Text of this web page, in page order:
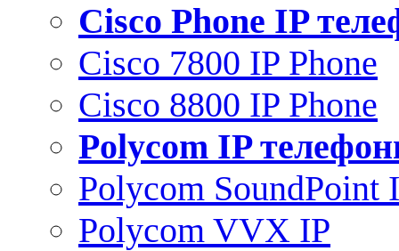
Сisco Phone IP
Cisco 7800 IP Phone
Cisco 8800 IP Phone
Polycom IP
Polycom SoundPoint
Polycom VVX IP